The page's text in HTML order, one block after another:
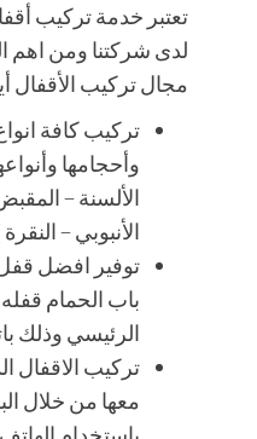
تعتبر خدمة تركيب
لدى شركتنا ومن اهم
مجال تركيب الأقفال
تركيب كافة
وأحجامها
الألسنة –
الأنبوبي – النقرة
توفير افضل
باب الحمام
الرئيسي وذلك
تركيب الاقفال
معها من خلال